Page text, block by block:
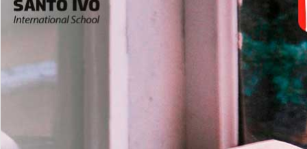
es
Com imersão Bilingue - Anos
Finais